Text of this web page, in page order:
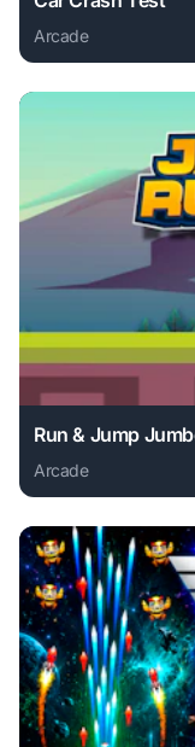
Arcade
Play Car Crash
Run & Jump
Arcade
Play Run & Jump